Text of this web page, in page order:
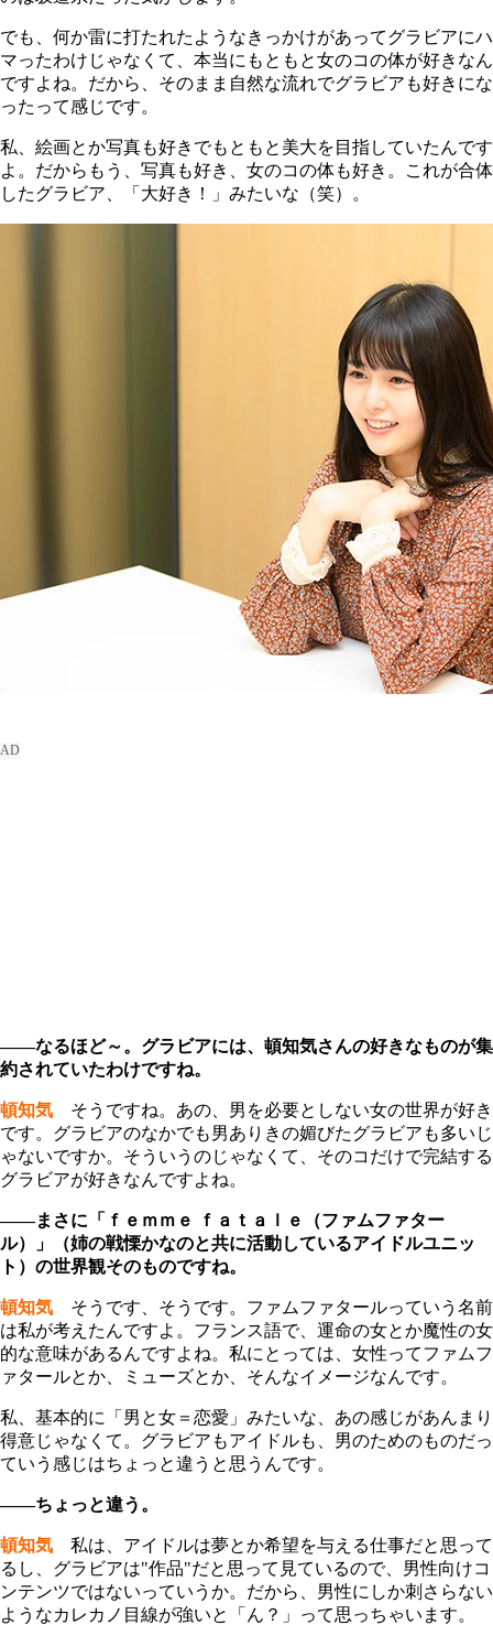
でも、何か雷に打たれたようなきっかけがあってグラビアにハ
マったわけじゃなくて、本当にもともと女のコの体が好きなん
ですよね。だから、そのまま自然な流れでグラビアも好きにな
ったって感じです。
私、絵画とか写真も好きでもともと美大を目指していたんです
よ。だからもう、写真も好き、女のコの体も好き。これが合体
したグラビア、「大好き！」みたいな（笑）。
――なるほど～。グラビアには、頓知気さんの好きなものが集
約されていたわけですね。
頓知気 そうですね。あの、男を必要としない女の世界が好き
です。グラビアのなかでも男ありきの媚びたグラビアも多いじ
ゃないですか。そういうのじゃなくて、そのコだけで完結する
グラビアが好きなんですよね。
――まさに「 ｆｅｍｍｅ ｆａｔａｌｅ
（ファムファター
ル）」（姉の戦慄かなのと共に活動しているアイドルユニッ
ト）の世界観そのものですね。
頓知気 そうです、そうです。ファムファタールっていう名前
は私が考えたんですよ。フランス語で、運命の女とか魔性の女
的な意味があるんですよね。私にとっては、女性ってファムフ
ァタールとか、ミューズとか、そんなイメージなんです。
私、基本的に「男と女＝恋愛」みたいな、あの感じがあんまり
得意じゃなくて。グラビアもアイドルも、男のためのものだっ
ていう感じはちょっと違うと思うんです。
――ちょっと違う。
頓知気 私は、アイドルは夢とか希望を与える仕事だと思って
るし、グラビアは"作品"だと思って見ているので、男性向けコ
ンテンツではないっていうか。だから、男性にしか刺さらない
ようなカレカノ目線が強いと「ん？」って思っちゃいます。